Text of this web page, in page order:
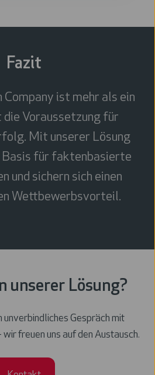
Fazit
Company ist mehr als ein
die Voraussetzung für
Mit unserer Lösung
Basis für faktenbasierte
und sichern sich einen
Wettbewerbsvorteil.
unserer Lösung?
unverbindliches Gespräch mit
freuen uns auf den Austausch.